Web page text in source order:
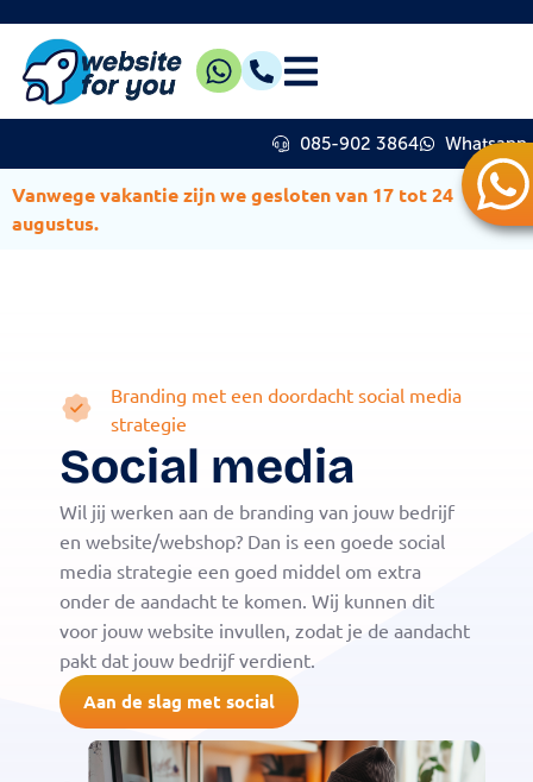
085-902 3864 Whatsapp
Vanwege vakantie zijn we gesloten van 17 tot 24
augustus.
Branding met een doordacht social media
strategie
Social media
Wil jij werken aan de branding van jouw bedrijf
en website/webshop? Dan is een goede social
media strategie een goed middel om extra
onder de aandacht te komen. Wij kunnen dit
voor jouw website invullen, zodat je de aandacht
pakt dat jouw bedrijf verdient.
Aan de slag met social